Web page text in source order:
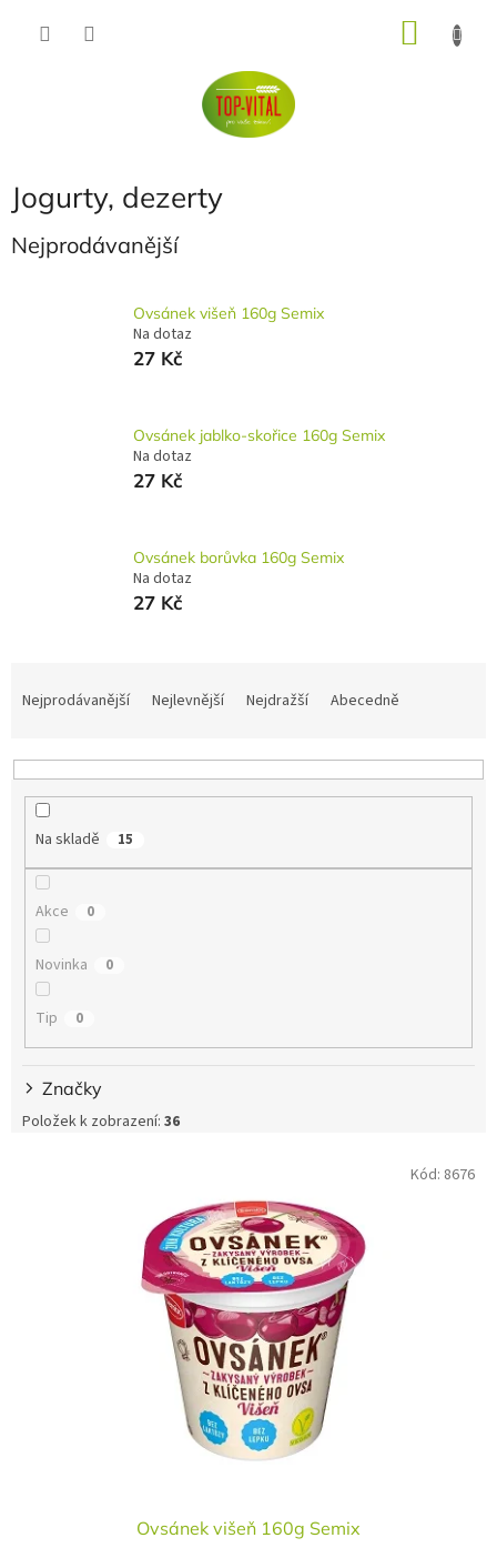
Jogurty, dezerty
Nejprodávanější
Ovsánek višeň 160g Semix
Na dotaz
27 Kč
Ovsánek jablko-skořice 160g Semix
Na dotaz
27 Kč
Ovsánek borůvka 160g Semix
Na dotaz
27 Kč
a
n
Nejprodávanější Nejlevnější Nejdražší Abecedně
Na skladě 15
Akce 0
Novinka 0
Tip 0
Značky
Položek k zobrazení: 36
Ovsánek višeň 160g Semix
Kód: 8676